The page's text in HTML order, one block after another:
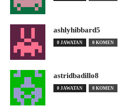
ashlyhibbard5
0 JAWATAN 0 KOMEN
astridbadillo8
0 JAWATAN 0 KOMEN